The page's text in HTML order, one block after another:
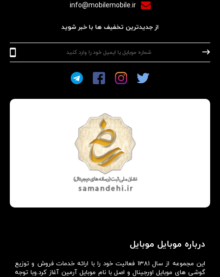
info@mobilemobile.ir
از جدیدترین تخفیف ها با خبر شوید
درباره موبایل موبایل
این مجموعه از سال 1381 فعالیت خود را با ارائه خدمات فروش و توزیع
گوشی های موبایل اورجینال و اصل با نام موبایل آرمین آغاز کرد.وبا توجه